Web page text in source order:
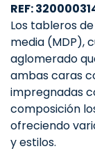
REF:
Los tableros
media (MDP),
aglomerado
ambas caras
impregnadas
composición
ofreciendo
y estilos.